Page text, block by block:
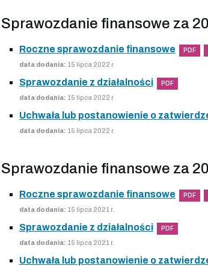
Sprawozdanie finansowe za
Roczne sprawozdanie finansowe PDF
data dodania: 15 lipca 2022 r.
Sprawozdanie z działalności PDF
data dodania: 15 lipca 2022 r.
Uchwała lub postanowienie o
data dodania: 15 lipca 2022 r.
Sprawozdanie finansowe za
Roczne sprawozdanie finansowe PDF
data dodania: 15 lipca 2021 r.
Sprawozdanie z działalności PDF
data dodania: 15 lipca 2021 r.
Uchwała lub postanowienie o